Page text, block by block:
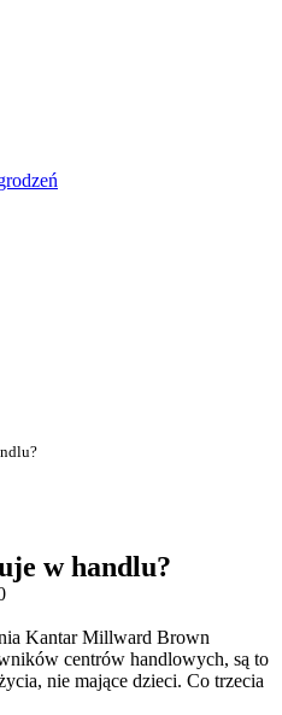
w handlu?
Kantar Millward Brown
centrów handlowych, są to
nie mające dzieci. Co trzecia